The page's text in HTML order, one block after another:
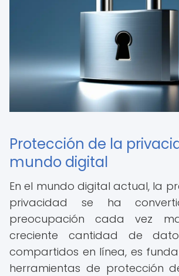
Protección de la
mundo digital
En el mundo digital actual, la
privacidad se ha
preocupación cada vez
creciente cantidad de
compartidos en línea, es
herramientas de protección